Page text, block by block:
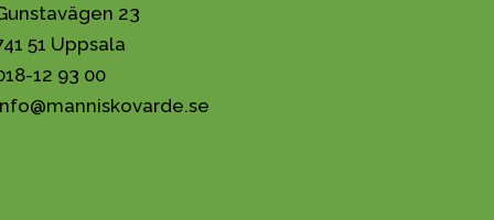
23
51 Uppsala
12 93 00